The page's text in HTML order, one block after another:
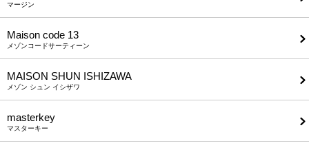
マージン
Maison code 13
メゾンコードサーティーン
MAISON SHUN ISHIZAWA
メゾン シュン イシザワ
masterkey
マスターキー